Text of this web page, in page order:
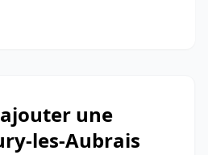
une
les-Aubrais